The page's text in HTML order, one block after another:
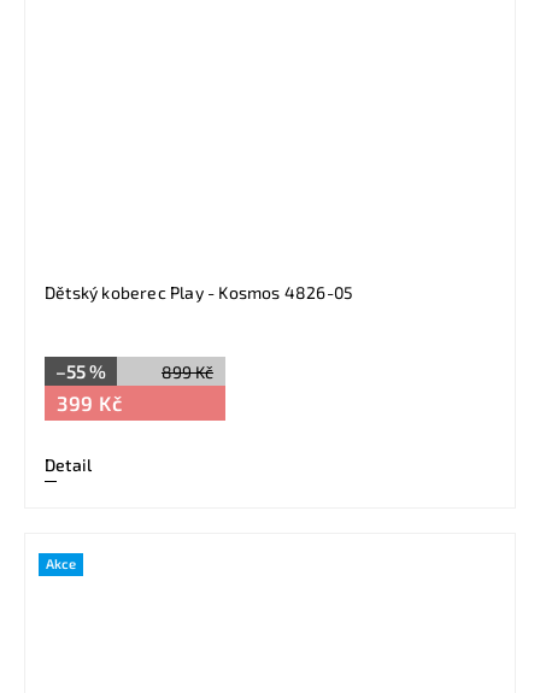
Dětský koberec Play - Kosmos 4826-05
899 Kč
–55 %
399 Kč
Detail
Akce